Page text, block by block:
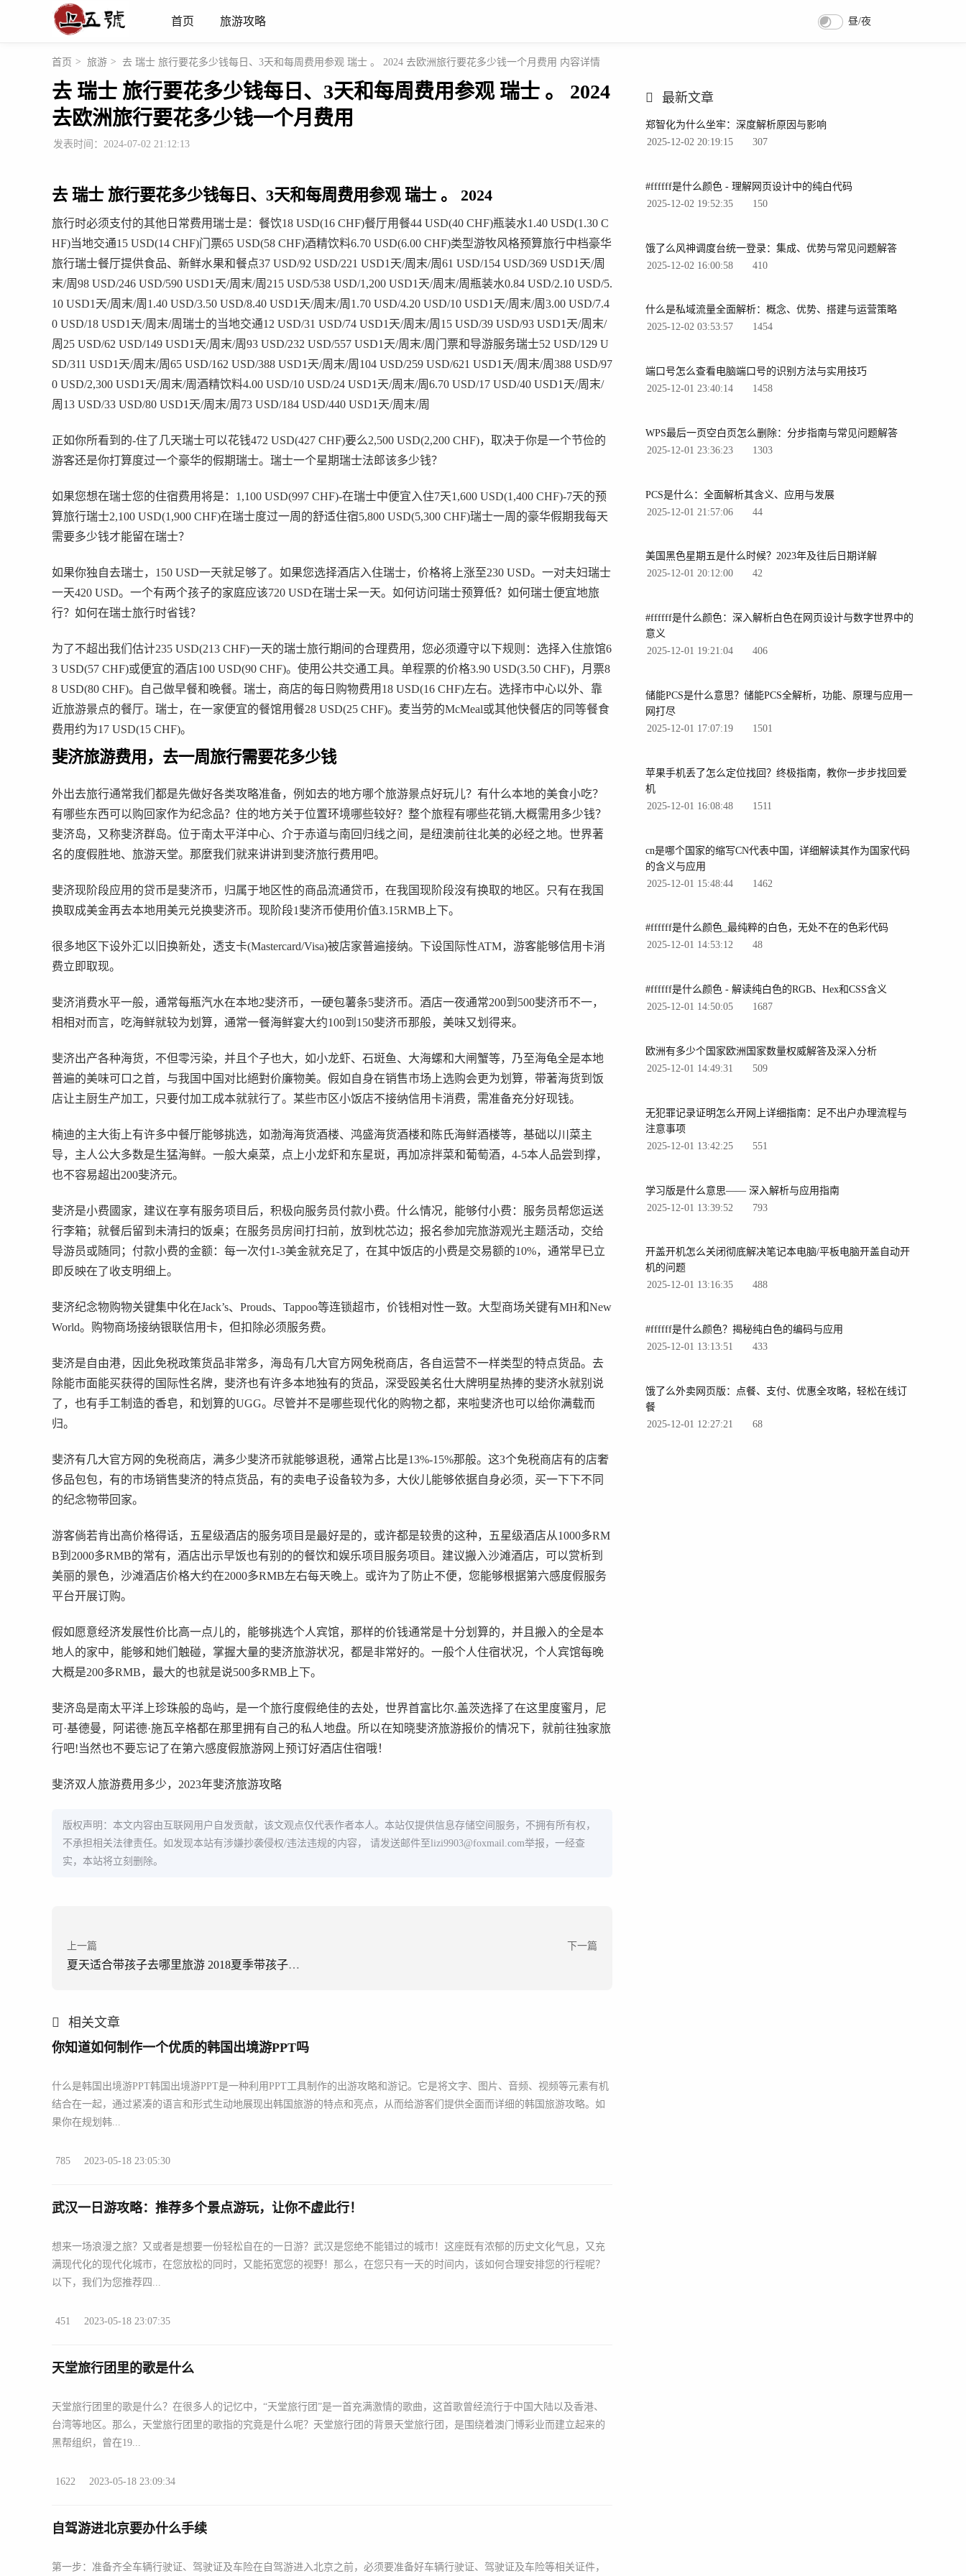
首页 旅游攻略 昼/夜
首页 > 旅游 > 去 瑞士 旅行要花多少钱每日、3天和每周费用参观 瑞士 。 2024 去欧洲旅行要花多少钱一个月费用 内容详情
去 瑞士 旅行要花多少钱每日、3天和每周费用参观 瑞士 。 2024
去欧洲旅行要花多少钱一个月费用
发表时间：2024-07-02 21:12:13
去 瑞士 旅行要花多少钱每日、3天和每周费用参观 瑞士 。 2024
旅行时必须支付的其他日常费用瑞士是：餐饮18 USD(16 CHF)餐厅用餐44 USD(40 CHF)瓶装水1.40 USD(1.30 C
HF)当地交通15 USD(14 CHF)门票65 USD(58 CHF)酒精饮料6.70 USD(6.00 CHF)类型游牧风格预算旅行中档豪华
旅行瑞士餐厅提供食品、新鲜水果和餐点37 USD/92 USD/221 USD1天/周末/周61 USD/154 USD/369 USD1天/周
末/周98 USD/246 USD/590 USD1天/周末/周215 USD/538 USD/1,200 USD1天/周末/周瓶装水0.84 USD/2.10 USD/5.
10 USD1天/周末/周1.40 USD/3.50 USD/8.40 USD1天/周末/周1.70 USD/4.20 USD/10 USD1天/周末/周3.00 USD/7.4
0 USD/18 USD1天/周末/周瑞士的当地交通12 USD/31 USD/74 USD1天/周末/周15 USD/39 USD/93 USD1天/周末/
周25 USD/62 USD/149 USD1天/周末/周93 USD/232 USD/557 USD1天/周末/周门票和导游服务瑞士52 USD/129 U
SD/311 USD1天/周末/周65 USD/162 USD/388 USD1天/周末/周104 USD/259 USD/621 USD1天/周末/周388 USD/97
0 USD/2,300 USD1天/周末/周酒精饮料4.00 USD/10 USD/24 USD1天/周末/周6.70 USD/17 USD/40 USD1天/周末/
周13 USD/33 USD/80 USD1天/周末/周73 USD/184 USD/440 USD1天/周末/周
正如你所看到的-住了几天瑞士可以花钱472 USD(427 CHF)要么2,500 USD(2,200 CHF)，取决于你是一个节俭的
游客还是你打算度过一个豪华的假期瑞士。瑞士一个星期瑞士法郎该多少钱？
如果您想在瑞士您的住宿费用将是：1,100 USD(997 CHF)-在瑞士中便宜入住7天1,600 USD(1,400 CHF)-7天的预
算旅行瑞士2,100 USD(1,900 CHF)在瑞士度过一周的舒适住宿5,800 USD(5,300 CHF)瑞士一周的豪华假期我每天
需要多少钱才能留在瑞士？
如果你独自去瑞士，150 USD一天就足够了。如果您选择酒店入住瑞士，价格将上涨至230 USD。一对夫妇瑞士
一天420 USD。一个有两个孩子的家庭应该720 USD在瑞士呆一天。如何访问瑞士预算低？如何瑞士便宜地旅
行？如何在瑞士旅行时省钱？
为了不超出我们估计235 USD(213 CHF)一天的瑞士旅行期间的合理费用，您必须遵守以下规则：选择入住旅馆6
3 USD(57 CHF)或便宜的酒店100 USD(90 CHF)。使用公共交通工具。单程票的价格3.90 USD(3.50 CHF)，月票8
8 USD(80 CHF)。自己做早餐和晚餐。瑞士，商店的每日购物费用18 USD(16 CHF)左右。选择市中心以外、靠
近旅游景点的餐厅。瑞士，在一家便宜的餐馆用餐28 USD(25 CHF)。麦当劳的McMeal或其他快餐店的同等餐食
费用约为17 USD(15 CHF)。
斐济旅游费用，去一周旅行需要花多少钱
外出去旅行通常我们都是先做好各类攻略准备，例如去的地方哪个旅游景点好玩儿？有什么本地的美食小吃？
有哪些东西可以购回家作为纪念品？住的地方关于位置环境哪些较好？整个旅程有哪些花销,大概需用多少钱？
斐济岛，又称斐济群岛。位于南太平洋中心、介于赤道与南回归线之间，是纽澳前往北美的必经之地。世界著
名的度假胜地、旅游天堂。那麼我们就来讲讲到斐济旅行费用吧。
斐济现阶段应用的贷币是斐济币，归属于地区性的商品流通贷币，在我国现阶段沒有换取的地区。只有在我国
换取成美金再去本地用美元兑换斐济币。现阶段1斐济币使用价值3.15RMB上下。
很多地区下设外汇以旧换新处，透支卡(Mastercard/Visa)被店家普遍接纳。下设国际性ATM，游客能够信用卡消
费立即取现。
斐济消费水平一般，通常每瓶汽水在本地2斐济币，一硬包薯条5斐济币。酒店一夜通常200到500斐济币不一，
相相对而言，吃海鲜就较为划算，通常一餐海鲜宴大约100到150斐济币那般，美味又划得来。
斐济出产各种海货，不但零污染，并且个子也大，如小龙虾、石斑鱼、大海螺和大闸蟹等，乃至海龟全是本地
普遍的美味可口之首，与我国中国对比絕對价廉物美。假如自身在销售市场上选购会更为划算，带著海货到饭
店让主厨生产加工，只要付加工成本就就行了。某些市区小饭店不接纳信用卡消费，需准备充分好现钱。
楠迪的主大街上有许多中餐厅能够挑选，如渤海海货酒楼、鸿盛海货酒楼和陈氏海鲜酒楼等，基础以川菜主
导，主人公大多数是生猛海鲜。一般大桌菜，点上小龙虾和东星斑，再加凉拌菜和葡萄酒，4-5本人品尝到撑，
也不容易超出200斐济元。
斐济是小费國家，建议在享有服务项目后，积极向服务员付款小费。什么情况，能够付小费：服务员帮您运送
行李箱；就餐后留到未清扫的饭桌；在服务员房间打扫前，放到枕芯边；报名参加完旅游观光主题活动，交给
导游员或随同；付款小费的金额：每一次付1-3美金就充足了，在其中饭店的小费是交易额的10%，通常早已立
即反映在了收支明细上。
斐济纪念物购物关键集中化在Jack’s、Prouds、Tappoo等连锁超市，价钱相对性一致。大型商场关键有MH和New
World。购物商场接纳银联信用卡，但扣除必须服务费。
斐济是自由港，因此免税政策货品非常多，海岛有几大官方网免税商店，各自运营不一样类型的特点货品。去
除能市面能买获得的国际性名牌，斐济也有许多本地独有的货品，深受殴美名仕大牌明星热捧的斐济水就别说
了，也有手工制造的香皂，和划算的UGG。尽管并不是哪些现代化的购物之都，来啦斐济也可以给你满载而
归。
斐济有几大官方网的免税商店，满多少斐济币就能够退税，通常占比是13%-15%那般。这3个免税商店有的店奢
侈品包包，有的市场销售斐济的特点货品，有的卖电子设备较为多，大伙儿能够依据自身必须，买一下下不同
的纪念物带回家。
游客倘若肯出高价格得话，五星级酒店的服务项目是最好是的，或许都是较贵的这种，五星级酒店从1000多RM
B到2000多RMB的常有，酒店出示早饭也有别的的餐饮和娱乐项目服务项目。建议搬入沙滩酒店，可以赏析到
美丽的景色，沙滩酒店价格大约在2000多RMB左右每天晚上。或许为了防止不便，您能够根据第六感度假服务
平台开展订购。
假如愿意经济发展性价比高一点儿的，能够挑选个人宾馆，那样的价钱通常是十分划算的，并且搬入的全是本
地人的家中，能够和她们触碰，掌握大量的斐济旅游状况，都是非常好的。一般个人住宿状况，个人宾馆每晚
大概是200多RMB，最大的也就是说500多RMB上下。
斐济岛是南太平洋上珍珠般的岛屿，是一个旅行度假绝佳的去处，世界首富比尔.盖茨选择了在这里度蜜月，尼
可·基德曼，阿诺德·施瓦辛格都在那里拥有自己的私人地盘。所以在知晓斐济旅游报价的情况下，就前往独家旅
行吧!当然也不要忘记了在第六感度假旅游网上预订好酒店住宿哦！
斐济双人旅游费用多少，2023年斐济旅游攻略
版权声明：本文内容由互联网用户自发贡献，该文观点仅代表作者本人。本站仅提供信息存储空间服务，不拥有所有权，
不承担相关法律责任。如发现本站有涉嫌抄袭侵权/违法违规的内容， 请发送邮件至lizi9903@foxmail.com举报，一经查
实，本站将立刻删除。
上一篇
夏天适合带孩子去哪里旅游 2018夏季带孩子旅游最优胜地 七八月适合带孩子去哪里旅游山东
下一篇
相关文章
你知道如何制作一个优质的韩国出境游PPT吗
什么是韩国出境游PPT韩国出境游PPT是一种利用PPT工具制作的出游攻略和游记。它是将文字、图片、音频、视频等元素有机
结合在一起，通过紧凑的语言和形式生动地展现出韩国旅游的特点和亮点，从而给游客们提供全面而详细的韩国旅游攻略。如
果你在规划韩...
785 2023-05-18 23:05:30
武汉一日游攻略：推荐多个景点游玩，让你不虚此行！
想来一场浪漫之旅？又或者是想要一份轻松自在的一日游？武汉是您绝不能错过的城市！这座既有浓郁的历史文化气息，又充
满现代化的现代化城市，在您放松的同时，又能拓宽您的视野！那么，在您只有一天的时间内，该如何合理安排您的行程呢？
以下，我们为您推荐四...
451 2023-05-18 23:07:35
天堂旅行团里的歌是什么
天堂旅行团里的歌是什么？在很多人的记忆中，“天堂旅行团”是一首充满激情的歌曲，这首歌曾经流行于中国大陆以及香港、
台湾等地区。那么，天堂旅行团里的歌指的究竟是什么呢？天堂旅行团的背景天堂旅行团，是围绕着澳门博彩业而建立起来的
黑帮组织，曾在19...
1622 2023-05-18 23:09:34
自驾游进北京要办什么手续
第一步：准备齐全车辆行驶证、驾驶证及车险在自驾游进入北京之前，必须要准备好车辆行驶证、驾驶证及车险等相关证件，
最新文章
郑智化为什么坐牢：深度解析原因与影响
2025-12-02 20:19:15
307
#ffffff是什么颜色 - 理解网页设计中的纯白代码
2025-12-02 19:52:35
150
饿了么风神调度台统一登录：集成、优势与常见问题解答
2025-12-02 16:00:58
410
什么是私域流量全面解析：概念、优势、搭建与运营策略
2025-12-02 03:53:57
1454
端口号怎么查看电脑端口号的识别方法与实用技巧
2025-12-01 23:40:14
1458
WPS最后一页空白页怎么删除：分步指南与常见问题解答
2025-12-01 23:36:23
1303
PCS是什么：全面解析其含义、应用与发展
2025-12-01 21:57:06
44
美国黑色星期五是什么时候？2023年及往后日期详解
2025-12-01 20:12:00
42
#ffffff是什么颜色：深入解析白色在网页设计与数字世界中的
意义
2025-12-01 19:21:04
406
储能PCS是什么意思？储能PCS全解析，功能、原理与应用一
网打尽
2025-12-01 17:07:19
1501
苹果手机丢了怎么定位找回？终极指南，教你一步步找回爱
机
2025-12-01 16:08:48
1511
cn是哪个国家的缩写CN代表中国，详细解读其作为国家代码
的含义与应用
2025-12-01 15:48:44
1462
#ffffff是什么颜色_最纯粹的白色，无处不在的色彩代码
2025-12-01 14:53:12
48
#ffffff是什么颜色 - 解读纯白色的RGB、Hex和CSS含义
2025-12-01 14:50:05
1687
欧洲有多少个国家欧洲国家数量权威解答及深入分析
2025-12-01 14:49:31
509
无犯罪记录证明怎么开网上详细指南：足不出户办理流程与
注意事项
2025-12-01 13:42:25
551
学习版是什么意思—— 深入解析与应用指南
2025-12-01 13:39:52
793
开盖开机怎么关闭彻底解决笔记本电脑/平板电脑开盖自动开
机的问题
2025-12-01 13:16:35
488
#ffffff是什么颜色？揭秘纯白色的编码与应用
2025-12-01 13:13:51
433
饿了么外卖网页版：点餐、支付、优惠全攻略，轻松在线订
餐
2025-12-01 12:27:21
68